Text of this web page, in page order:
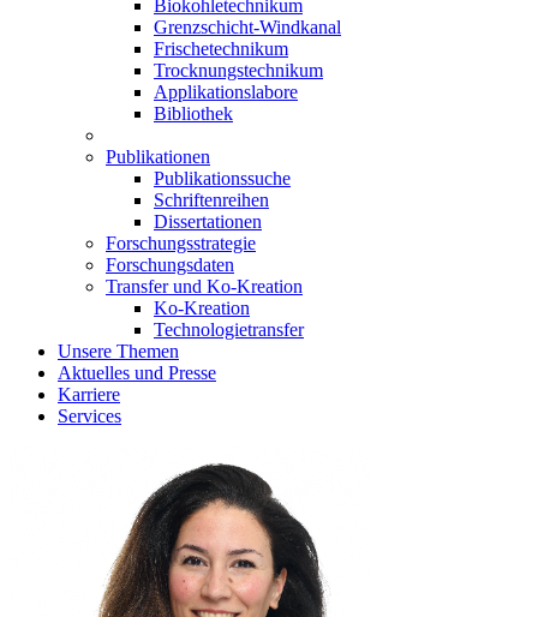
Biokohletechnikum
Grenzschicht-Windkanal
Frischetechnikum
Trocknungstechnikum
Applikationslabore
Bibliothek
Publikationen
Publikationssuche
Schriftenreihen
Dissertationen
Forschungsstrategie
Forschungsdaten
Transfer und Ko-Kreation
Ko-Kreation
Technologietransfer
Unsere Themen
Aktuelles und Presse
Karriere
Services